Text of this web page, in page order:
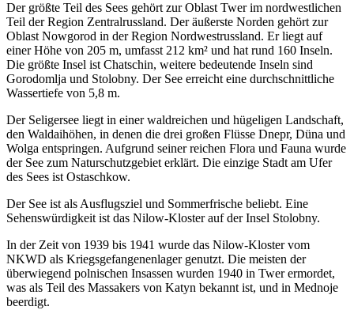
Der größte Teil des Sees gehört zur Oblast Twer im nordwestlichen
Teil der Region Zentralrussland. Der äußerste Norden gehört zur
Oblast Nowgorod in der Region Nordwestrussland. Er liegt auf
einer Höhe von 205 m, umfasst 212 km² und hat rund 160 Inseln.
Die größte Insel ist Chatschin, weitere bedeutende Inseln sind
Gorodomlja und Stolobny. Der See erreicht eine durchschnittliche
Wassertiefe von 5,8 m.
Der Seligersee liegt in einer waldreichen und hügeligen Landschaft,
den Waldaihöhen, in denen die drei großen Flüsse Dnepr, Düna und
Wolga entspringen. Aufgrund seiner reichen Flora und Fauna wurde
der See zum Naturschutzgebiet erklärt. Die einzige Stadt am Ufer
des Sees ist Ostaschkow.
Der See ist als Ausflugsziel und Sommerfrische beliebt. Eine
Sehenswürdigkeit ist das Nilow-Kloster auf der Insel Stolobny.
In der Zeit von 1939 bis 1941 wurde das Nilow-Kloster vom
NKWD als Kriegsgefangenenlager genutzt. Die meisten der
überwiegend polnischen Insassen wurden 1940 in Twer ermordet,
was als Teil des Massakers von Katyn bekannt ist, und in Mednoje
beerdigt.